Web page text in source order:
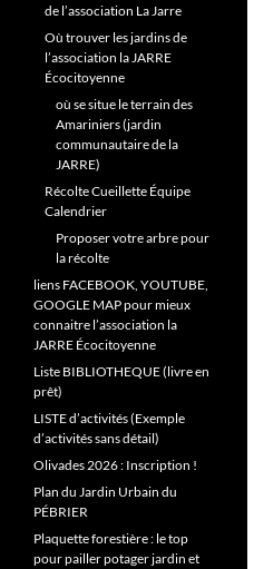
de l’association La Jarre
Où trouver les jardins de
l’association la JARRE
Écocitoyenne
où se situe le terrain des
Amariniers (jardin
communautaire de la
JARRE)
Récolte Cueillette Équipe
Calendrier
Proposer votre arbre pour
la récolte
liens FACEBOOK, YOUTUBE,
GOOGLE MAP pour mieux
connaitre l’association la
JARRE Écocitoyenne
Liste BIBLIOTHEQUE (livre en
prêt)
LISTE d’activités (Exemple
d’activités sans détail)
Olivades 2026 : Inscription !
Plan du Jardin Urbain du
PÉBRIER
Plaquette forestière : le top
pour pailler potager jardin et